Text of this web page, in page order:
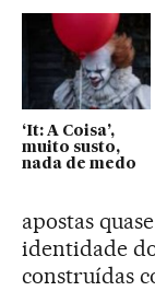
‘It: A Coisa’,
muito susto,
nada de medo
apostas
identidade
construídas